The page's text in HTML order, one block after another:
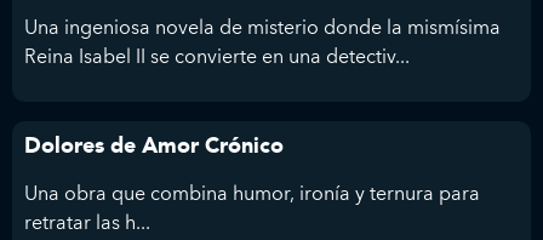
Una ingeniosa novela de misterio donde la mismísima
Reina Isabel II se convierte en una detectiv...
Dolores de Amor Crónico
Una obra que combina humor, ironía y ternura para
retratar las h...